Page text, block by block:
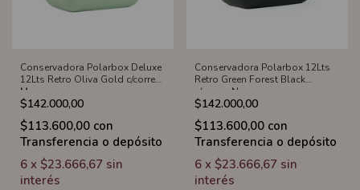
Conservadora Polarbox Deluxe
12Lts Retro Oliva Gold c/correa
Marron
$142.000,00
$113.600,00 con
Transferencia o depósito
6 x $23.666,67 sin
interés
Conservadora Polarbox 12Lts
Retro Green Forest Black
c/correa Negra
$142.000,00
$113.600,00 con
Transferencia o depósito
6 x $23.666,67 sin
interés